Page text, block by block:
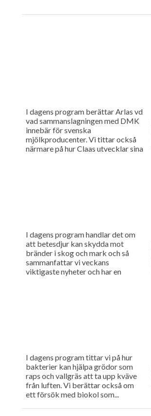
I dagens program berättar Arlas vd
vad sammanslagningen med DMK
innebär för svenska
mjölkproducenter. Vi tittar också
närmare på hur Claas utvecklar sina
I dagens program handlar det om
att betesdjur kan skydda mot
bränder i skog och mark och så
sammanfattar vi veckans
viktigaste nyheter och har en
I dagens program tittar vi på hur
bakterier kan hjälpa grödor som
raps och vallgräs att ta upp kväve
från luften. Vi berättar också om
ett försök med biokol som...